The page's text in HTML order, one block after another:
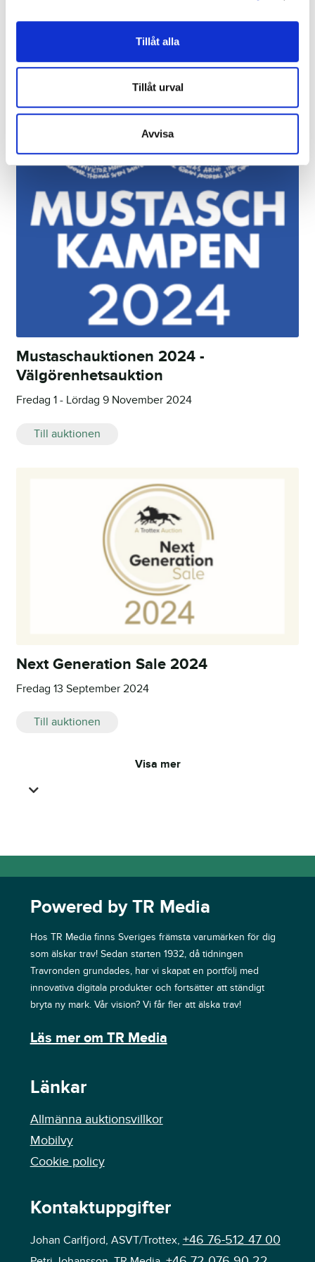
Tillåt alla
Tillåt urval
Avvisa
Till auktionen
Mustaschauktionen 2024 -
Välgörenhetsauktion
Fredag 1 - Lördag 9 November 2024
Till auktionen
Next Generation Sale 2024
Fredag 13 September 2024
Till auktionen
Visa mer

Powered by TR Media
Hos TR Media finns Sveriges främsta varumärken för dig
som älskar trav! Sedan starten 1932, då tidningen
Travronden grundades, har vi skapat en portfölj med
innovativa digitala produkter och fortsätter att ständigt
bryta ny mark. Vår vision? Vi får fler att älska trav!
Läs mer om TR Media
Länkar
Allmänna auktionsvillkor
Mobilvy
Cookie policy
Kontaktuppgifter
Johan Carlfjord, ASVT/Trottex, +46 76-512 47 00